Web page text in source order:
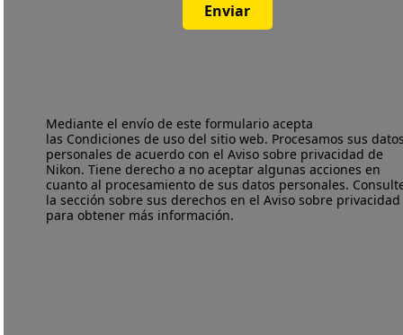
Enviar
Mediante el envío de este formulario acepta
las Condiciones de uso del sitio web. Procesamos sus
personales de acuerdo con elAviso sobre privacidad de
Nikon. Tiene derecho a no aceptar algunas acciones en
cuanto al procesamiento de sus datos personales.
la sección sobre sus derechos en el Aviso sobre privacidad
para obtener más información.